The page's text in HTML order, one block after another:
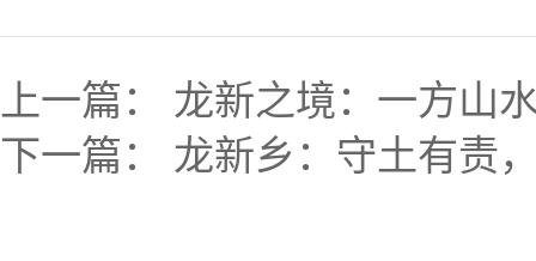
上一篇： 龙新之境：一方山
下一篇： 龙新乡：守土有责